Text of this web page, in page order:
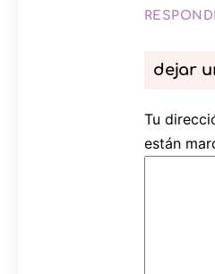
dejar
Tu
están